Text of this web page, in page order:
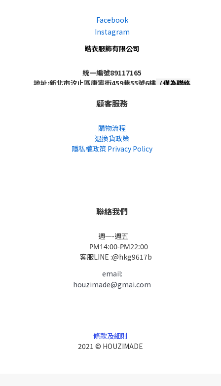
Facebook
Instagram
皓衣服飾有限公司
統一編號89117165
地址:新北市汐止區康寧街459巷55號6樓 （僅為聯絡
顧客服務
購物流程
退換貨政策
隱私權政策 Privacy Policy
聯絡我們
週一-週五
PM14:00-PM22:00
客服LINE :@hkg9617b
email:
houzimade@gmai.com
條款及細則
2021 © HOUZIMADE